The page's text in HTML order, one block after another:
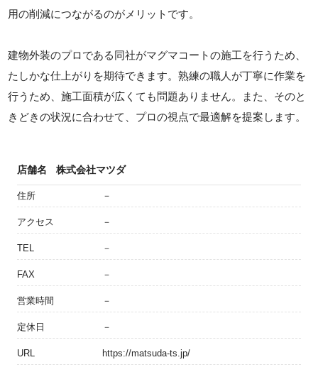
用の削減につながるのがメリットです。
建物外装のプロである同社がマグマコートの施工を行うため、
たしかな仕上がりを期待できます。熟練の職人が丁寧に作業を
行うため、施工面積が広くても問題ありません。また、そのと
きどきの状況に合わせて、プロの視点で最適解を提案します。
店舗名 株式会社マツダ
住所 －
アクセス －
TEL －
FAX －
営業時間 －
定休日 －
URL https://matsuda-ts.jp/